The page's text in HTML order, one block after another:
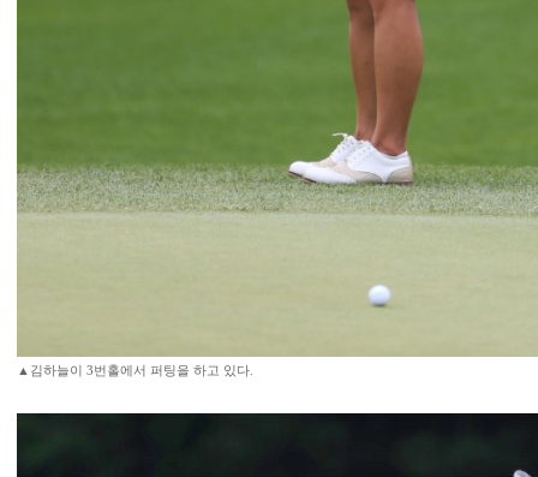
▲김하늘이 3번홀에서 퍼팅을 하고 있다.